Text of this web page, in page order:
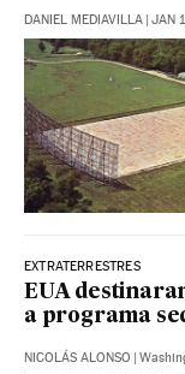
DANIEL MEDIAVILLA | JAN
EXTRATERRESTRES
EUA
a programa
NICOLÁS ALONSO |